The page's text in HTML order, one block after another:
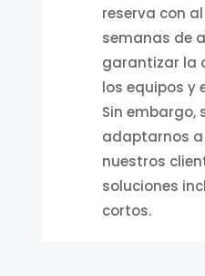
reserva con
semanas de
garantizar la
los equipos y
Sin embargo,
adaptarnos
nuestros
soluciones
cortos.